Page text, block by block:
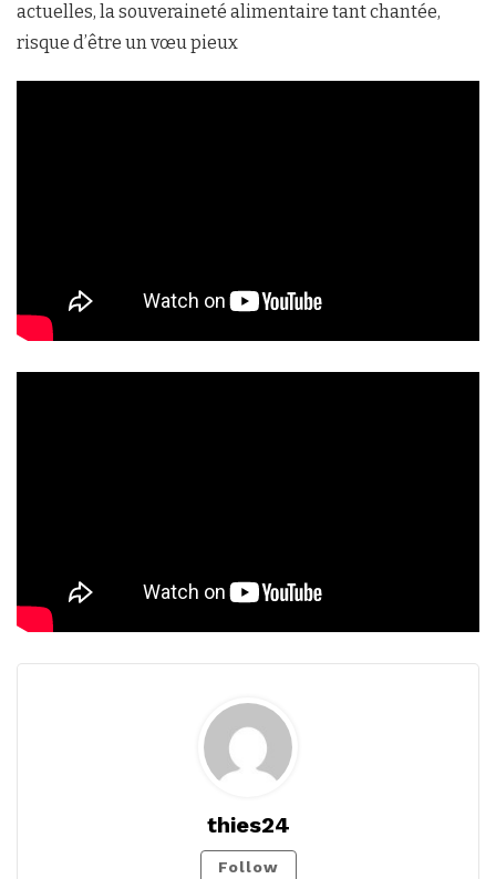
actuelles, la souveraineté alimentaire tant chantée,
risque d’être un vœu pieux
thies24
Follow